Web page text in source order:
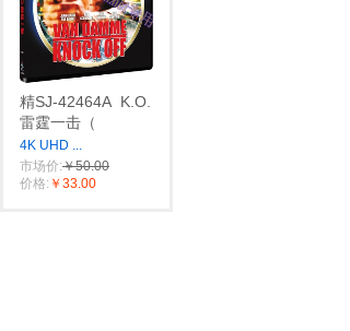
精SJ-42464A K.O.
雷霆一击（
4K UHD ...
市场价:￥50.00
价格: ￥33.00